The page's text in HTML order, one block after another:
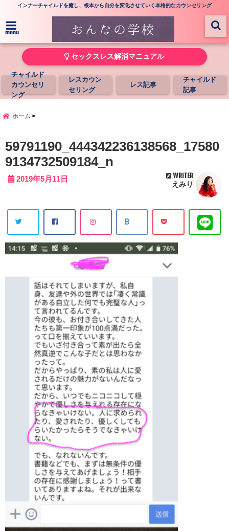
インナーチャイルドを癒し、根本から自分を変化させていく本格的なカウンセリング
menu
セックスレス解消マニュアル
チャイルド
カウンセリ
ング
レスカウン
セリング
レス記事
チャイルド
記事
ホーム
59791190_444342236138568_17580
9134732509184_n
2019年5月11日 WRITER
えみり